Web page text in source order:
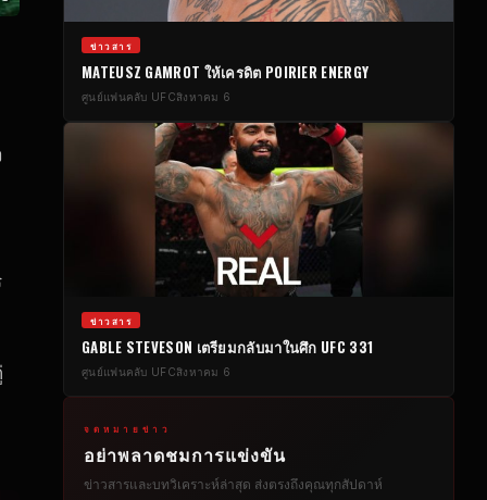
ข่าวสาร
MATEUSZ GAMROT ให้เครดิต POIRIER ENERGY
ศูนย์แฟนคลับ UFCสิงหาคม 6
ข่าวสาร
GABLE STEVESON เตรียมกลับมาในศึก UFC 331
ศูนย์แฟนคลับ UFCสิงหาคม 6
จดหมายข่าว
อย่าพลาดชมการแข่งขัน
ข่าวสารและบทวิเคราะห์ล่าสุด ส่งตรงถึงคุณทุกสัปดาห์